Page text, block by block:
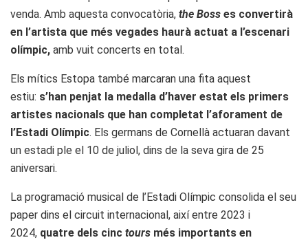
venda. Amb aquesta convocatòria, the Boss es convertirà
en l’artista que més vegades haurà actuat a l’escenari
olímpic, amb vuit concerts en total.
Els mítics Estopa també marcaran una fita aquest
estiu: s’han penjat la medalla d’haver estat els primers
artistes nacionals que han completat l’aforament de
l’Estadi Olímpic. Els germans de Cornellà actuaran davant
un estadi ple el 10 de juliol, dins de la seva gira de 25
aniversari.
La programació musical de l’Estadi Olímpic consolida el seu
paper dins el circuit internacional, així entre 2023 i
2024, quatre dels cinc tours més importants en